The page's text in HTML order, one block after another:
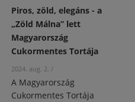
Piros, zöld, elegáns - a
„Zöld Málna” lett
Magyarország
Cukormentes Tortája
2024. aug. 2. /
A Magyarország
Cukormentes Tortája